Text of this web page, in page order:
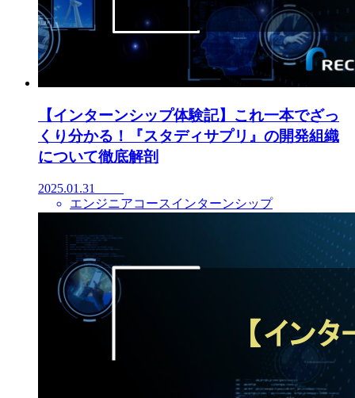
【インターンシップ体験記】これ一本でざっ
くり分かる！『スタディサプリ』の開発組織
について徹底解剖
2025.01.31
エンジニアコースインターンシップ